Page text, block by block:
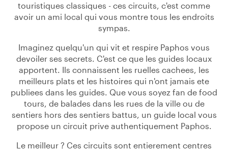
touristiques classiques - ces circuits, c'est comme
avoir un ami local qui vous montre tous les endroits
sympas.
Imaginez quelqu'un qui vit et respire Paphos vous
devoiler ses secrets. C'est ce que les guides locaux
apportent. Ils connaissent les ruelles cachees, les
meilleurs plats et les histoires qui n'ont jamais ete
publiees dans les guides. Que vous soyez fan de food
tours, de balades dans les rues de la ville ou de
sentiers hors des sentiers battus, un guide local vous
propose un circuit prive authentiquement Paphos.
Le meilleur ? Ces circuits sont entierement centres